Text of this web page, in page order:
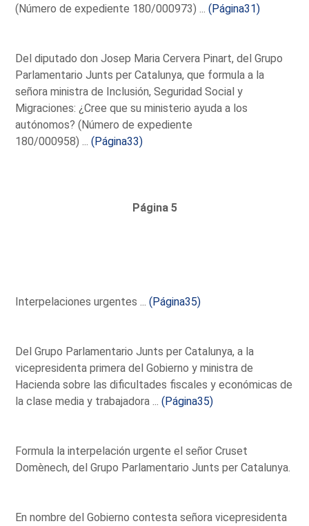
(Número de expediente 180/000973) ...(Página31)
Del diputado don Josep Maria Cervera Pinart, del Grupo
Parlamentario Junts per Catalunya, que formula a la
señora ministra de Inclusión, Seguridad Social y
Migraciones: ¿Cree que su ministerio ayuda a los
autónomos? (Número de expediente
180/000958) ...(Página33)
Página 5
Interpelaciones urgentes ...(Página35)
Del Grupo Parlamentario Junts per Catalunya, a la
vicepresidenta primera del Gobierno y ministra de
Hacienda sobre las dificultades fiscales y económicas de
la clase media y trabajadora ...(Página35)
Formula la interpelación urgente el señor Cruset
Domènech, del Grupo Parlamentario Junts per Catalunya.
En nombre del Gobierno contesta señora vicepresidenta